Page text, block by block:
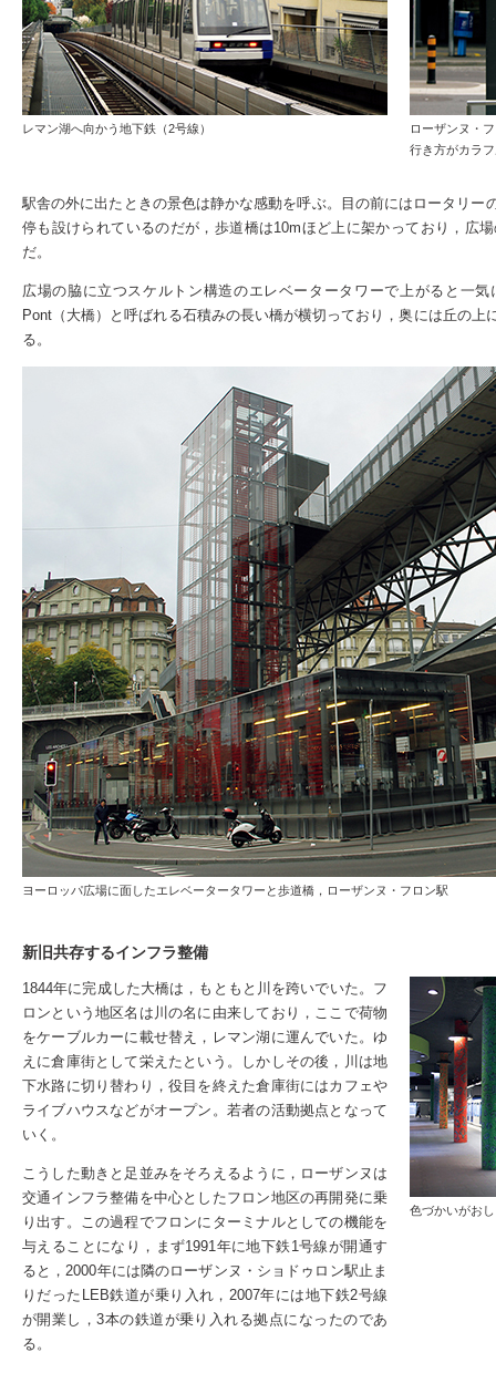
レマン湖へ向かう地下鉄（2号線）
ローザンヌ・
行き方がカラ
駅舎の外に出たときの景色は静かな感動を呼ぶ。目の前にはロータリー
停も設けられているのだが，歩道橋は10mほど上に架かっており，広
だ。
広場の脇に立つスケルトン構造のエレベータータワーで上がると一
Pont（大橋）と呼ばれる石積みの長い橋が横切っており，奥には丘の
る。
ヨーロッパ広場に面したエレベータータワーと歩道橋，ローザンヌ・フロン駅
新旧共存するインフラ整備
1844年に完成した大橋は，もともと川を跨いでいた。フ
ロンという地区名は川の名に由来しており，ここで荷物
をケーブルカーに載せ替え，レマン湖に運んでいた。ゆ
えに倉庫街として栄えたという。しかしその後，川は地
下水路に切り替わり，役目を終えた倉庫街にはカフェや
ライブハウスなどがオープン。若者の活動拠点となって
いく。
こうした動きと足並みをそろえるように，ローザンヌは
交通インフラ整備を中心としたフロン地区の再開発に乗
り出す。この過程でフロンにターミナルとしての機能を
与えることになり，まず1991年に地下鉄1号線が開通す
ると，2000年には隣のローザンヌ・ショドゥロン駅止ま
りだったLEB鉄道が乗り入れ，2007年には地下鉄2号線
が開業し，3本の鉄道が乗り入れる拠点になったのであ
る。
色づかいがお